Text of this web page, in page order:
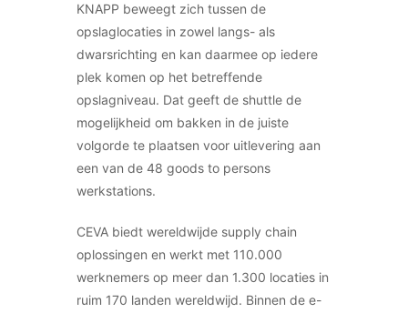
KNAPP beweegt zich tussen de
opslaglocaties in zowel langs- als
dwarsrichting en kan daarmee op iedere
plek komen op het betreffende
opslagniveau. Dat geeft de shuttle de
mogelijkheid om bakken in de juiste
volgorde te plaatsen voor uitlevering aan
een van de 48 goods to persons
werkstations.
CEVA biedt wereldwijde supply chain
oplossingen en werkt met 110.000
werknemers op meer dan 1.300 locaties in
ruim 170 landen wereldwijd. Binnen de e-